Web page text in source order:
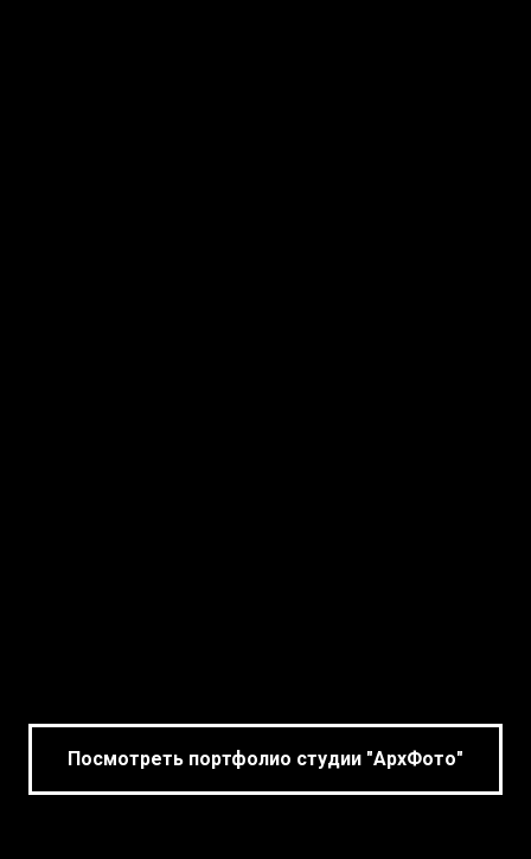
Посмотреть портфолио студии "АрхФото"